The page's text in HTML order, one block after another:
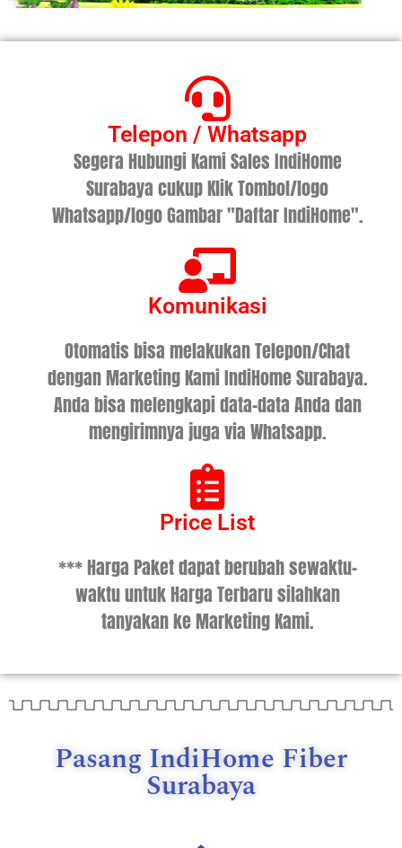
Telepon / Whatsapp
Segera Hubungi Kami Sales IndiHome
Surabaya cukup Klik Tombol/logo
Whatsapp/logo Gambar "Daftar IndiHome".
Komunikasi
Otomatis bisa melakukan Telepon/Chat
dengan Marketing Kami IndiHome Surabaya.
Anda bisa melengkapi data-data Anda dan
mengirimnya juga via Whatsapp.
Price List
*** Harga Paket dapat berubah sewaktu-
waktu untuk Harga Terbaru silahkan
tanyakan ke Marketing Kami.
Pasang IndiHome Fiber
Surabaya